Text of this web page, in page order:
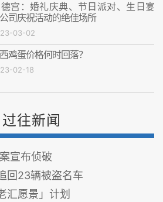
宫：婚礼庆典、节日派对、生日宴
司庆祝活动的绝佳场所
03-02
鸡蛋价格何时回落？
02-18
过往新闻
宣布侦破
回23辆被盗名车
汇愿景」计划